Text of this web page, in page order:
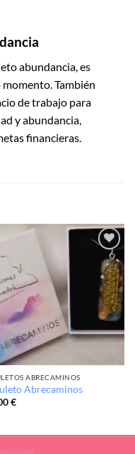
abundancia, es
También
de trabajo para
y abundancia,
financieras.
Añadir
a la
lista de
deseos
ABRECAMINOS
Abrecaminos
€